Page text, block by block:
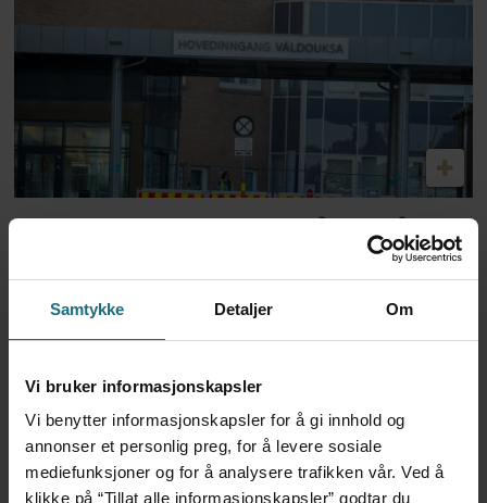
Samtykke Detaljer Om
Vi bruker informasjonskapsler
Vi benytter informasjonskapsler for å gi innhold og
annonser et personlig preg, for å levere sosiale
mediefunksjoner og for å analysere trafikken vår. Ved å
klikke på “Tillat alle informasjonskapsler” godtar du
Feilmedisinert i 18 år – får
millionerstatning